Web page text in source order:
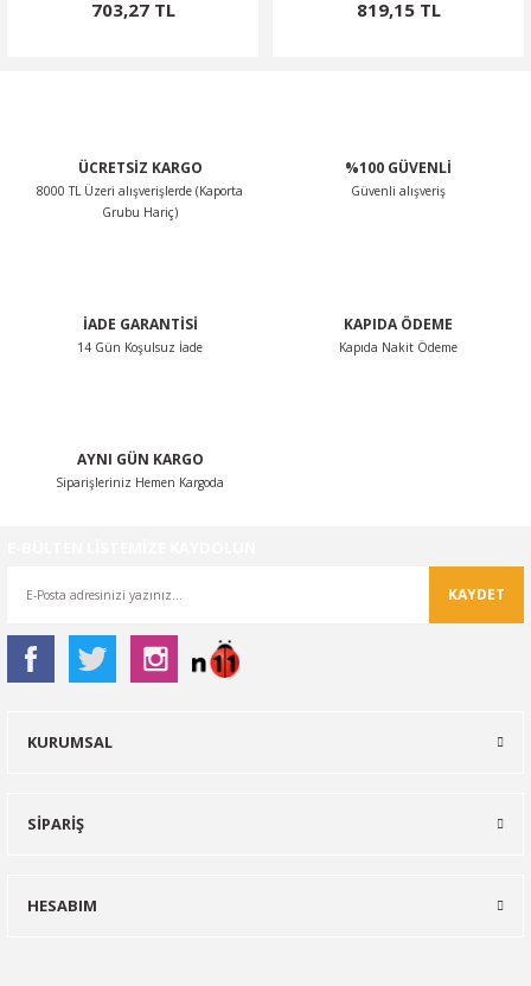
703,27 TL 819,15 TL
ÜCRETSİZ KARGO
8000 TL Üzeri alışverişlerde (Kaporta
Grubu Hariç)
%100 GÜVENLİ
Güvenli alışveriş
İADE GARANTİSİ
14 Gün Koşulsuz İade
KAPIDA ÖDEME
Kapıda Nakit Ödeme
AYNI GÜN KARGO
Siparişleriniz Hemen Kargoda
KAYDET
KURUMSAL
SİPARİŞ
HESABIM